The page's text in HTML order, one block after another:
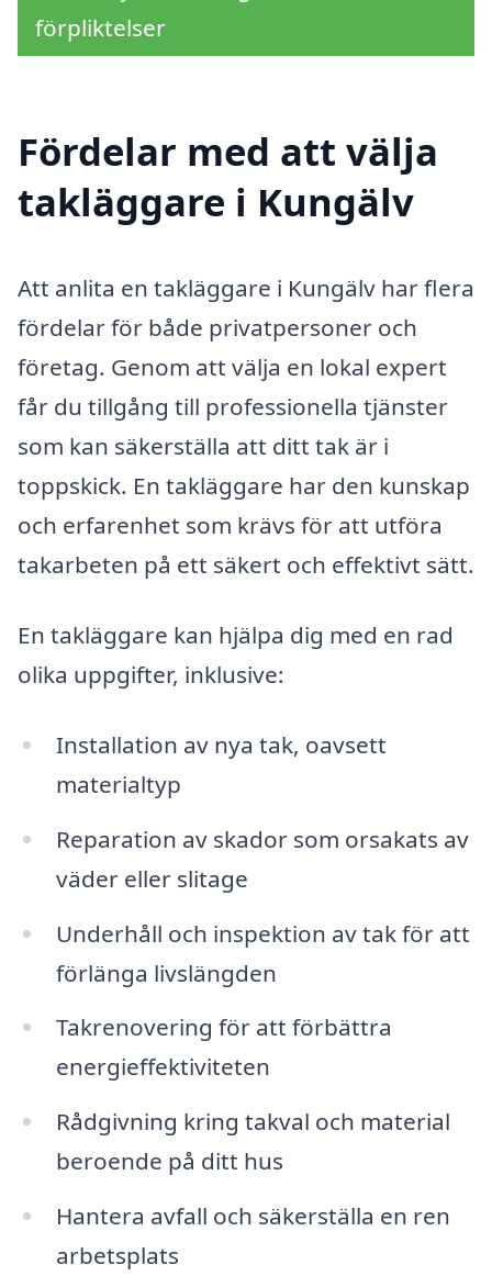
förpliktelser
Fördelar med att välja
takläggare i Kungälv
Att anlita en takläggare i Kungälv har flera
fördelar för både privatpersoner och
företag. Genom att välja en lokal expert
får du tillgång till professionella tjänster
som kan säkerställa att ditt tak är i
toppskick. En takläggare har den kunskap
och erfarenhet som krävs för att utföra
takarbeten på ett säkert och effektivt sätt.
En takläggare kan hjälpa dig med en rad
olika uppgifter, inklusive:
Installation av nya tak, oavsett
materialtyp
Reparation av skador som orsakats av
väder eller slitage
Underhåll och inspektion av tak för att
förlänga livslängden
Takrenovering för att förbättra
energieffektiviteten
Rådgivning kring takval och material
beroende på ditt hus
Hantera avfall och säkerställa en ren
arbetsplats